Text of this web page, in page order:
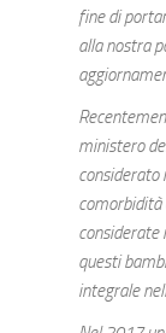
fine di
alla nostra
ministero
considerato
comorbidità
considerate
questi
integrale